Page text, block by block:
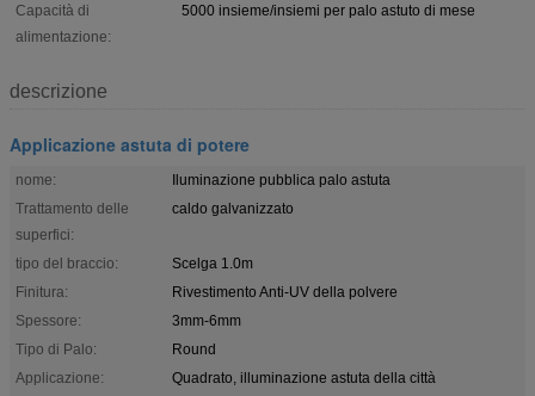
Capacità di
alimentazione:
5000 insieme/insiemi per palo astuto di mese
descrizione
Applicazione astuta di potere
nome:
Iluminazione pubblica palo astuta
Trattamento delle
superfici:
caldo galvanizzato
tipo del braccio:
Scelga 1.0m
Finitura:
Rivestimento Anti-UV della polvere
Spessore:
3mm-6mm
Tipo di Palo:
Round
Applicazione:
Quadrato, illuminazione astuta della città